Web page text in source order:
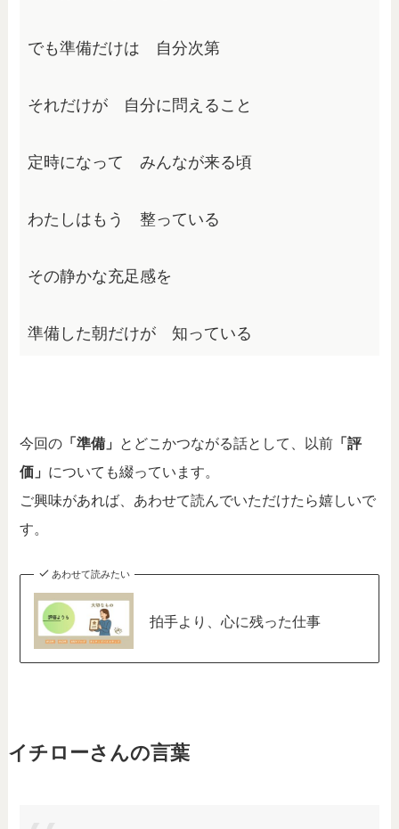
でも準備だけは　自分次第
それだけが　自分に問えること
定時になって　みんなが来る頃
わたしはもう　整っている
その静かな充足感を
準備した朝だけが　知っている
今回の 「準備」 とどこかつながる話として、以前 「評
価」 についても綴っています。
ご興味があれば、あわせて読んでいただけたら嬉しいで
す。
あわせて読みたい
拍手より、心に残った仕事
イチローさんの言葉